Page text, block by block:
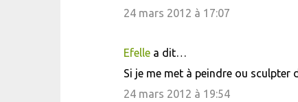
24 mars 2012 à 17:07
Efellea dit…
Si je me met à peindre ou sculpter
24 mars 2012 à 19:54